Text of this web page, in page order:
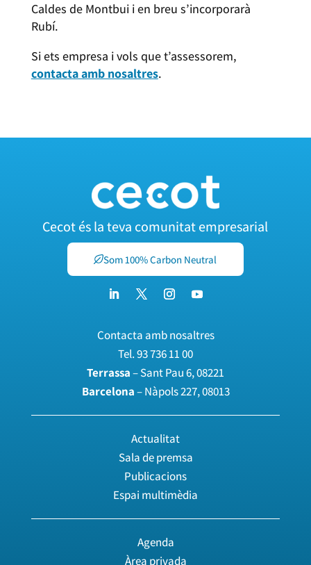
Caldes de Montbui i en breu s’incorporarà
Rubí.
Si ets empresa i vols que t’assessorem,
contacta amb nosaltres.
Cecot és la teva comunitat empresarial
Som 100% Carbon Neutral
Contacta amb nosaltres
Tel.93 736 11 00
Terrassa– Sant Pau 6, 08221
Barcelona– Nàpols 227, 08013
Actualitat
Sala de premsa
Publicacions
Espai multimèdia
Agenda
Àrea privada